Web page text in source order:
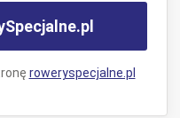
roweryspecjalne.pl